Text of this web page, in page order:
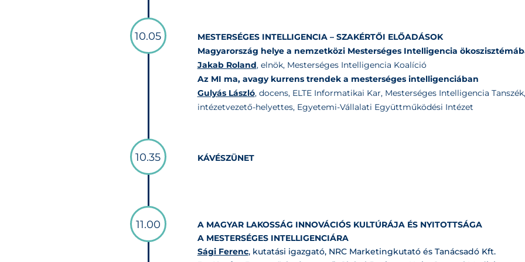
MESTERSÉGES INTELLIGENCIA – SZAKÉRTŐI ELŐADÁSOK
Magyarország helye a nemzetközi Mesterséges Intelligencia
Jakab Roland, elnök, Mesterséges Intelligencia Koalíció
Az MI ma, avagy kurrens trendek a mesterséges intelligenciában
Gulyás László, docens, ELTE Informatikai Kar, Mesterséges Intelligencia Tanszék,
intézetvezető-helyettes, Egyetemi-Vállalati Együttműködési Intézet
10.05
KÁVÉSZÜNET
10.35
A MAGYAR LAKOSSÁG INNOVÁCIÓS KULTÚRÁJA ÉS NYITOTTSÁGA
A MESTERSÉGES INTELLIGENCIÁRA
Sági Ferenc, kutatási igazgató, NRC Marketingkutató és Tanácsadó Kft.
11.00